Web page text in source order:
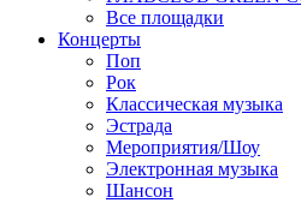
Все площадки
Концерты
Поп
Рок
Классическая музыка
Эстрада
Мероприятия/Шоу
Электронная музыка
Шансон